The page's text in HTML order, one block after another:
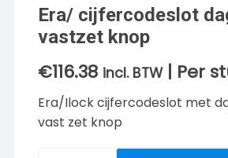
Era/ cijfercodeslot
vastzet knop
€116.38 incl. BTW | Per
Era/Ilock cijfercodeslot met
vast zet knop